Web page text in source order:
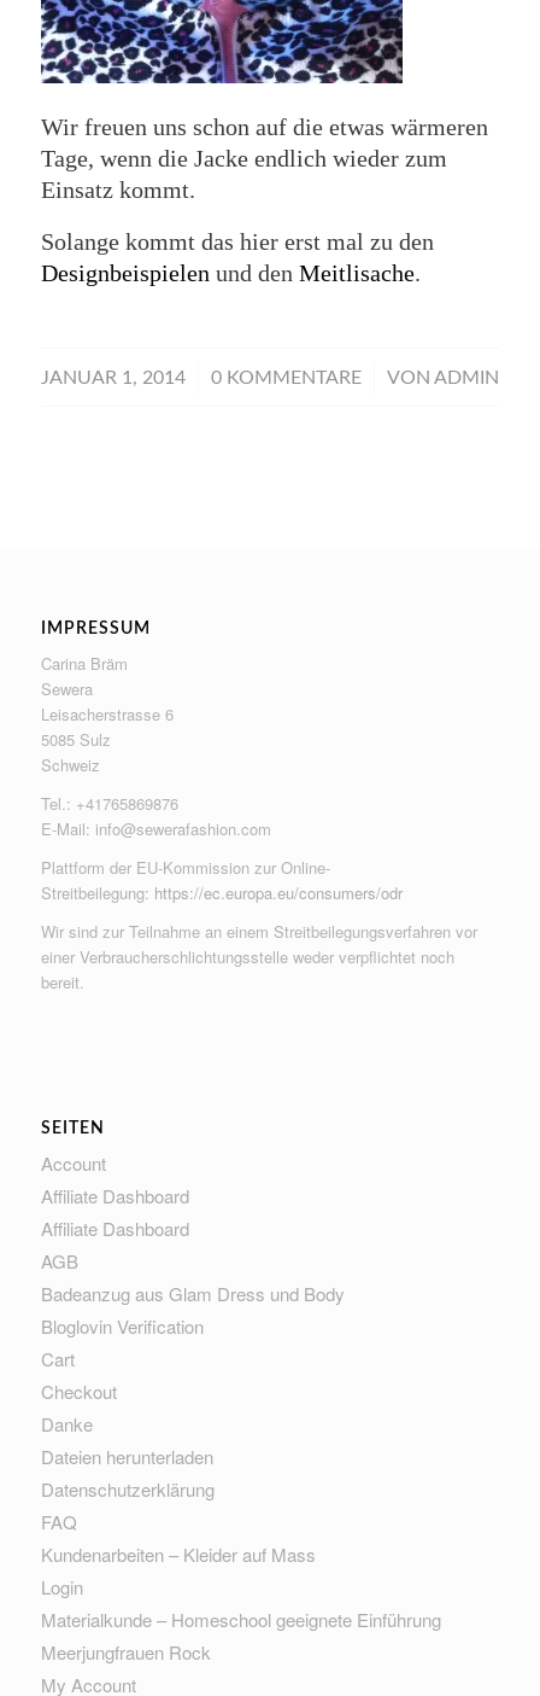
Wir freuen uns schon auf die etwas wärmeren
Tage, wenn die Jacke endlich wieder zum
Einsatz kommt.
Solange kommt das hier erst mal zu den
Designbeispielen und den Meitlisache.
JANUAR 1, 2014
/ 0 KOMMENTARE
/ VON ADMIN
IMPRESSUM
Carina Bräm
Sewera
Leisacherstrasse 6
5085 Sulz
Schweiz
Tel.: +41765869876
E-Mail: info@sewerafashion.com
Plattform der EU-Kommission zur Online-
Streitbeilegung: https://ec.europa.eu/consumers/odr
Wir sind zur Teilnahme an einem Streitbeilegungsverfahren vor
einer Verbraucherschlichtungsstelle weder verpflichtet noch
bereit.
SEITEN
Account
Affiliate Dashboard
Affiliate Dashboard
AGB
Badeanzug aus Glam Dress und Body
Bloglovin Verification
Cart
Checkout
Danke
Dateien herunterladen
Datenschutzerklärung
FAQ
Kundenarbeiten – Kleider auf Mass
Login
Materialkunde – Homeschool geeignete Einführung
Meerjungfrauen Rock
My Account